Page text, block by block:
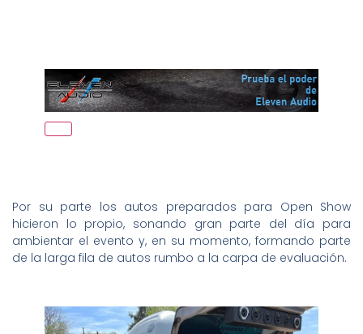
Por su parte los autos preparados para Open Show
hicieron lo propio, sonando gran parte del día para
ambientar el evento y, en su momento, formando parte
de la larga fila de autos rumbo a la carpa de evaluación.